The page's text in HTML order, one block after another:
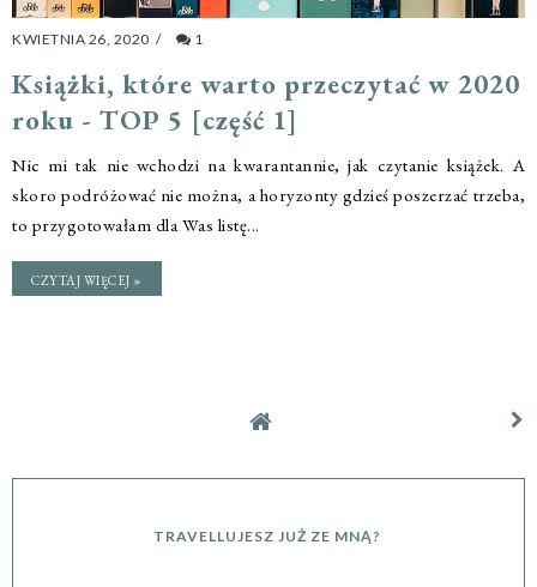
KWIETNIA 26, 2020 / 1
Książki, które warto przeczytać w 2020
roku - TOP 5 [część 1]
Nic mi tak nie wchodzi na kwarantannie, jak czytanie książek. A
skoro podróżować nie można, a horyzonty gdzieś poszerzać trzeba,
to przygotowałam dla Was listę...
CZYTAJ WIĘCEJ »
TRAVELLUJESZ JUŻ ZE MNĄ?